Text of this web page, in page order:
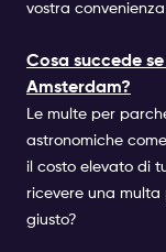
vostra
Cosa succede
Amsterdam?
Le multe per
astronomiche
il costo elevato di
ricevere una
giusto?